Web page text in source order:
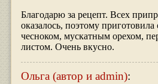
Благодарю за рецепт. Всех
оказалось, поэтому
чесноком, мускатным орехом,
листом. Очень вкусно.
Ольга (автор и admin):